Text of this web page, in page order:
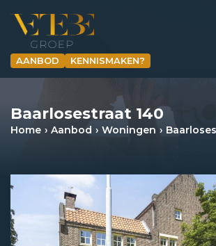
AANBOD KENNISMAKEN?
HOMEPAGINA
WONING­MAKELAARDIJ
HYPOTHEKEN
VERZEKERINGEN
NIEUWS & MEDIA
Baarlosestraat 140
Home Aanbod Woningen